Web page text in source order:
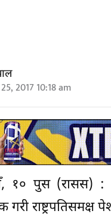
2017 10:18 am
१० पुस (रासस) :
गरी